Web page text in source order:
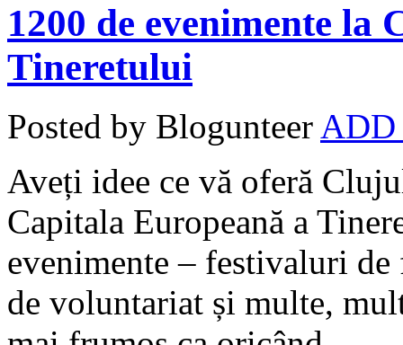
1200 de evenimente la
Tineretului
Posted by Blogunteer ADD
Aveți idee ce vă oferă
Capitala Europeană a
evenimente – festivaluri
de voluntariat și multe,